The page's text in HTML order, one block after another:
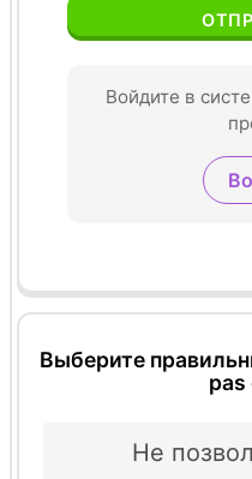
Войдите в
Выберите
pas
Не